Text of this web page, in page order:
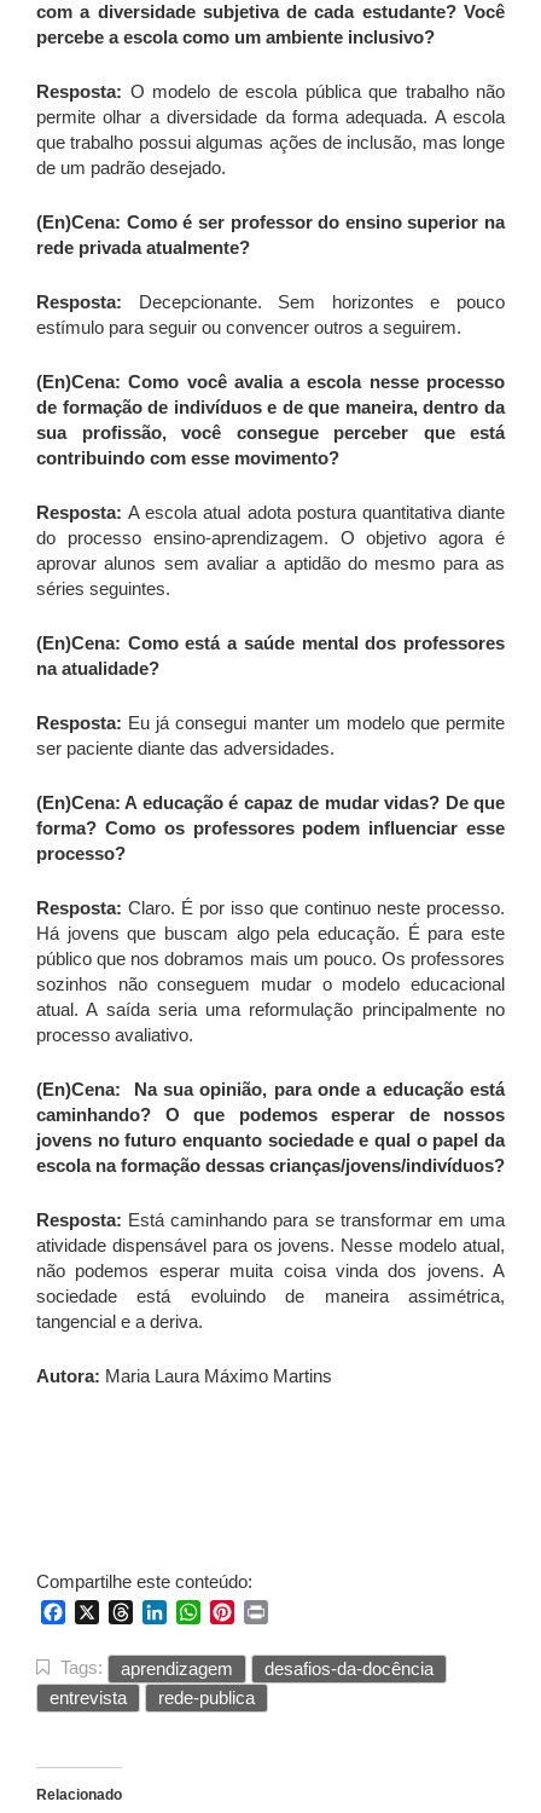
com a diversidade subjetiva de cada estudante? Você
percebe a escola como um ambiente inclusivo?
Resposta: O modelo de escola pública que trabalho não
permite olhar a diversidade da forma adequada. A escola
que trabalho possui algumas ações de inclusão, mas longe
de um padrão desejado.
(En)Cena: Como é ser professor do ensino superior na
rede privada atualmente?
Resposta: Decepcionante. Sem horizontes e pouco
estímulo para seguir ou convencer outros a seguirem.
(En)Cena: Como você avalia a escola nesse processo
de formação de indivíduos e de que maneira, dentro da
sua profissão, você consegue perceber que está
contribuindo com esse movimento?
Resposta:A escola atual adota postura quantitativa diante
do processo ensino-aprendizagem. O objetivo agora é
aprovar alunos sem avaliar a aptidão do mesmo para as
séries seguintes.
(En)Cena: Como está a saúde mental dos professores
na atualidade?
Resposta: Eu já consegui manter um modelo que permite
ser paciente diante das adversidades.
(En)Cena: A educação é capaz de mudar vidas? De que
forma? Como os professores podem influenciar esse
processo?
Resposta: Claro. É por isso que continuo neste processo.
Há jovens que buscam algo pela educação. É para este
público que nos dobramos mais um pouco. Os professores
sozinhos não conseguem mudar o modelo educacional
atual. A saída seria uma reformulação principalmente no
processo avaliativo.
(En)Cena: Na sua opinião, para onde a educação está
caminhando? O que podemos esperar de nossos
jovens no futuro enquanto sociedade e qual o papel da
escola na formação dessas crianças/jovens/indivíduos?
Resposta: Está caminhando para se transformar em uma
atividade dispensável para os jovens. Nesse modelo atual,
não podemos esperar muita coisa vinda dos jovens. A
sociedade está evoluindo de maneira assimétrica,
tangencial e a deriva.
Autora: Maria Laura Máximo Martins
Compartilhe este conteúdo:
FacebookThreadsLinkedInWhatsApp
Pinterest
Tags: aprendizagem
desafios-da-docência
entrevista
rede-publica
Relacionado